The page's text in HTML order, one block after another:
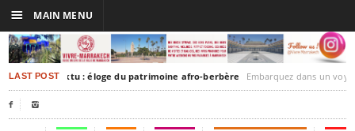
LAST POST
Timbuktu : éloge du patrimoine afro-berbère Embarquez dans un voyage culturel dans le
 
☰ MAIN MENU